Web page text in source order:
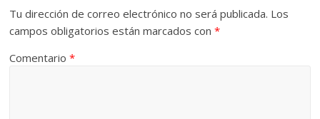
Tu dirección de correo electrónico no será publicada. Los
campos obligatorios están marcados con*
Comentario*